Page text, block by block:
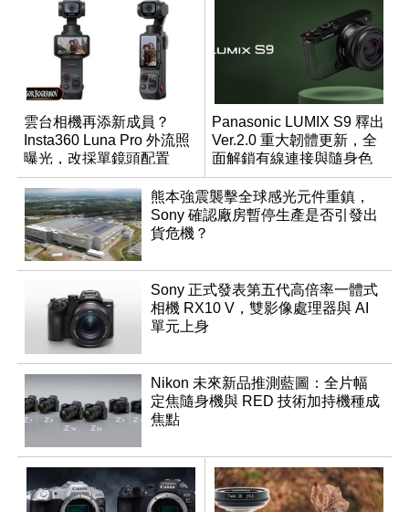
雲台相機再添新成員？
Insta360 Luna Pro 外流照
曝光，改採單鏡頭配置
Panasonic LUMIX S9 釋出
Ver.2.0 重大韌體更新，全
面解鎖有線連接與隨身色
調編輯
熊本強震襲擊全球感光元件重鎮，
Sony 確認廠房暫停生產是否引發出
貨危機？
Sony 正式發表第五代高倍率一體式
相機 RX10 V，雙影像處理器與 AI
單元上身
Nikon 未來新品推測藍圖：全片幅
定焦隨身機與 RED 技術加持機種成
焦點